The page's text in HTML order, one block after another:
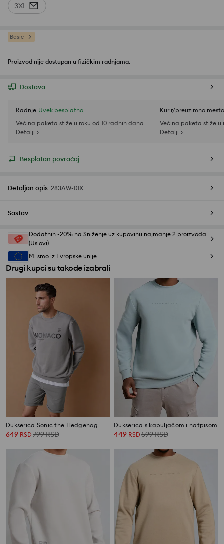
3XL
Basic
Proizvod nije dostupan u fizičkim radnjama.
Dostava
Radnje Uvek besplatno
Većina paketa stiže u roku od 10 radnih dana
Detalji >
Kurir/preuzimno mesto
Većina paketa stiže u
Detalji >
Besplatan povraćaj
Detaljan opis 283AW-01X
Sastav
Dodatnih -20% na Sniženje uz kupovinu najmanje 2 proizvoda
(Uslovi)
Mi smo iz Evropske unije
Drugi kupci su takođe izabrali
Dukserica Sonic the Hedgehog
649 RSD 799RSD
Dukserica s kapuljačom i natpisom
449 RSD 599RSD